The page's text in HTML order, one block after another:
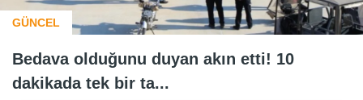
GÜNCEL
Bedava olduğunu duyan akın etti! 10
dakikada tek bir ta...